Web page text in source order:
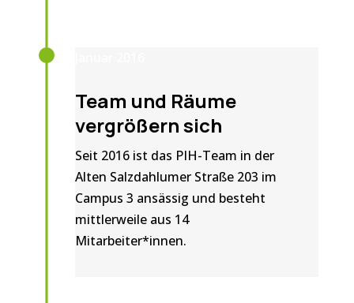
Team und Räume
vergrößern sich
Seit 2016 ist das PIH-Team in der
Alten Salzdahlumer Straße 203 im
Campus 3 ansässig und besteht
mittlerweile aus 14
Mitarbeiter*innen.